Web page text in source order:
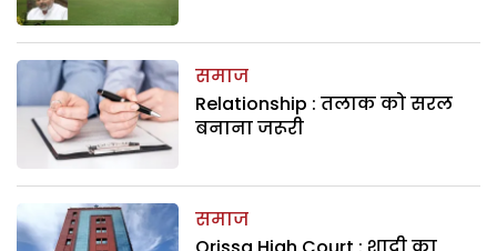
समाज
Relationship : तलाक को सरल
बनाना जरूरी
समाज